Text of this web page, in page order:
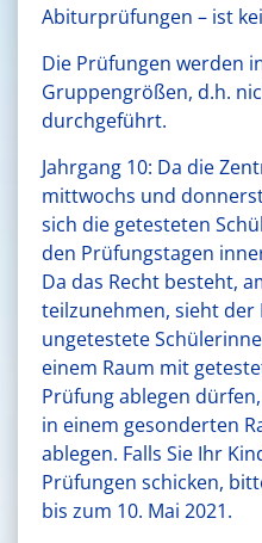
Abiturprüfungen – ist
Die Prüfungen werden
Gruppengrößen, d.h.
durchgeführt.
Jahrgang 10: Da die
mittwochs und
sich die getesteten
den Prüfungstagen
Da das Recht besteht,
teilzunehmen, sieht der
ungetestete
einem Raum mit
Prüfung ablegen
in einem gesonderten
ablegen. Falls Sie Ihr
Prüfungen schicken,
bis zum 10. Mai 2021.